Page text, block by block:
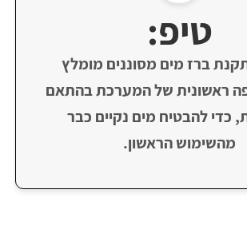
טיפ:
ברז מים מסוננים מומלץ
ראשונית של המערכת בהתאם
כדי להבטיח מים נקיים כבר
מהשימוש הראשון.